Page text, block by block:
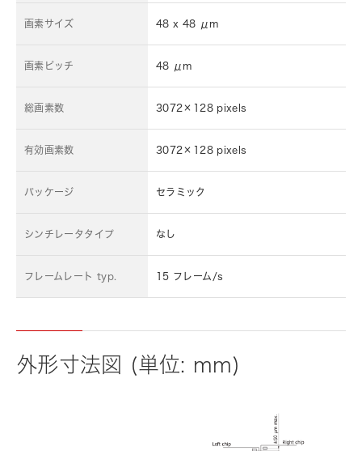
画素サイズ 48 x 48 μm
画素ピッチ 48 μm
総画素数 3072×128 pixels
有効画素数 3072×128 pixels
パッケージ セラミック
シンチレータタイプ なし
フレームレート typ. 15 フレーム/s
外形寸法図 (単位: mm)